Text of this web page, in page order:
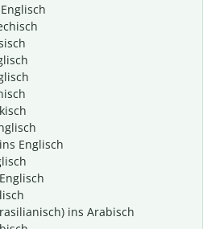
Englisch
ins Arabisch